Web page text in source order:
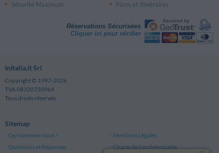
Sécurité Maximum
Plans et Itinéraires
Réservations Sécurisées
Cliquer ici pour vérifier
InItalia.it Srl
Copyright © 1997-2026
TVA 08320750964
Tous droits réservés
Sitemap
Qui sommes-nous ?
Mentions Légales
Questions et Réponses
Charte de Confidentialité